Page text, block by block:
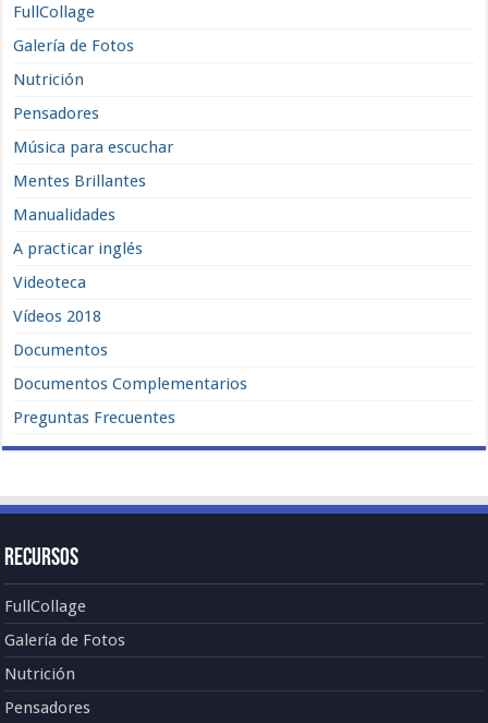
FullCollage
Galería de Fotos
Nutrición
Pensadores
Música para escuchar
Mentes Brillantes
Manualidades
A practicar inglés
Videoteca
Vídeos 2018
Documentos
Documentos Complementarios
Preguntas Frecuentes
Recursos
FullCollage
Galería de Fotos
Nutrición
Pensadores